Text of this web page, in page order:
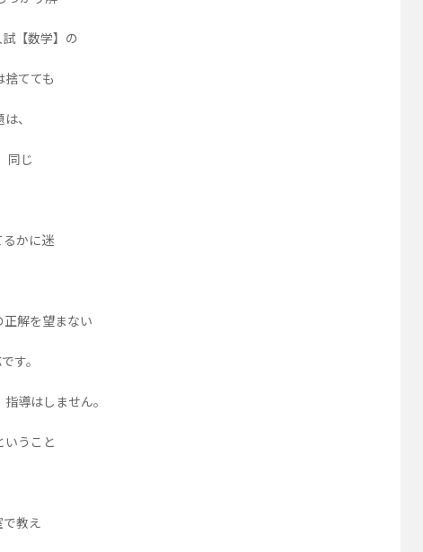
【数学】の
てても
、
同じ
るかに迷
解を望まない
す。
導はしません。
いうこと
教え